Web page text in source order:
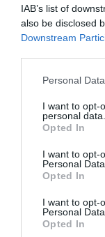
IAB’s list of
also be disclosed
Downstream
Personal
I want to opt-
personal data.
Opted In
I want to opt-
Personal Data.
Opted In
I want to opt-
Personal
Opted In
PUBLICITÉ
MASQUÉE
CONSULTÉS